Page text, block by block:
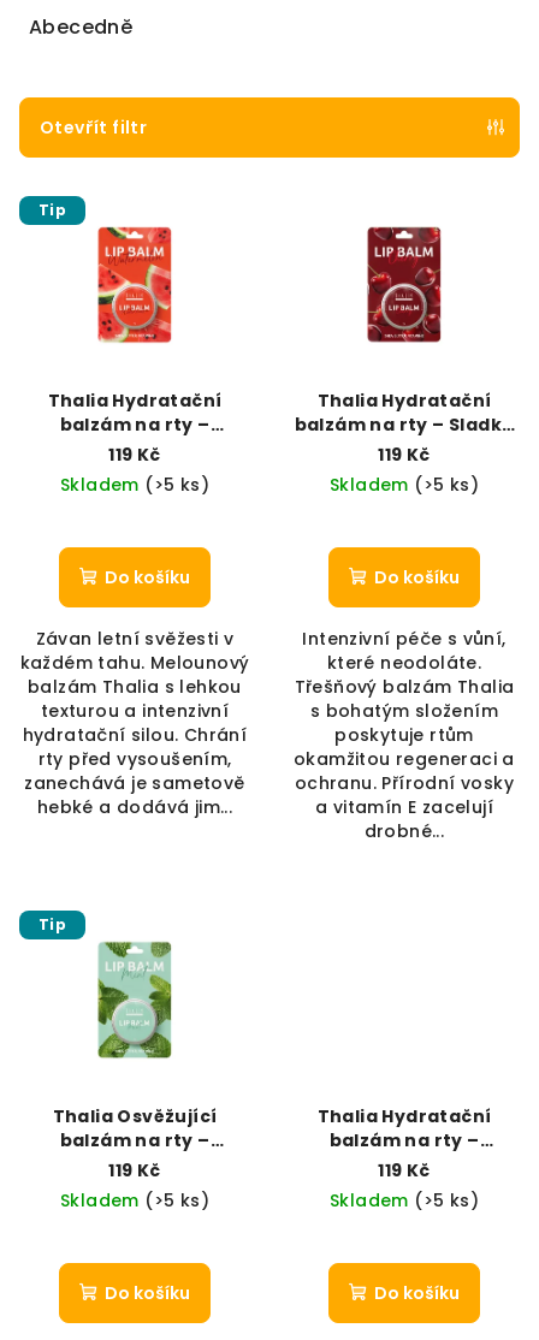
Abecedně
Otevřít filtr
Výpis produktů
Tip
Thalia Hydratační
balzám na rty –
Šťavnatý vodní meloun
119 Kč
Skladem (>5 ks)
Do košíku
Závan letní svěžesti v
každém tahu. Melounový
balzám Thalia s lehkou
texturou a intenzivní
hydratační silou. Chrání
rty před vysoušením,
zanechává je sametově
hebké a dodává jim...
Thalia Hydratační
balzám na rty – Sladká
třešeň
119 Kč
Skladem (>5 ks)
Do košíku
Intenzivní péče s vůní,
které neodoláte.
Třešňový balzám Thalia
s bohatým složením
poskytuje rtům
okamžitou regeneraci a
ochranu. Přírodní vosky
a vitamín E zacelují
drobné...
Tip
Thalia Osvěžující
balzám na rty –
Chladivá máta
119 Kč
Skladem (>5 ks)
Do košíku
Thalia Hydratační
balzám na rty –
Šťavnatá jahoda
119 Kč
Skladem (>5 ks)
Do košíku